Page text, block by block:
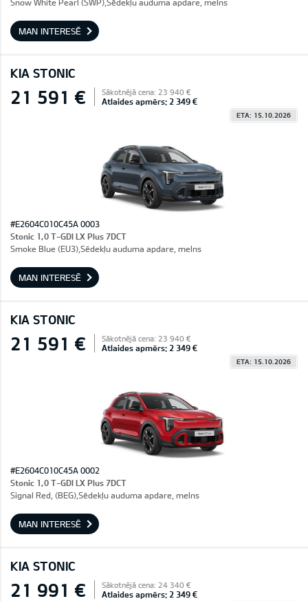
Snow White Pearl (SWP),Sēdekļu auduma apdare, melns
MAN INTERESĒ
KIA STONIC
21 591 € Sākotnējā cena: 23 940 €
Atlaides apmērs: 2 349 €
ETA: 15.10.2026
#E2604C010C45A 0003
Stonic 1,0 T-GDI LX Plus 7DCT
Smoke Blue (EU3),Sēdekļu auduma apdare, melns
MAN INTERESĒ
KIA STONIC
21 591 € Sākotnējā cena: 23 940 €
Atlaides apmērs: 2 349 €
ETA: 15.10.2026
#E2604C010C45A 0002
Stonic 1,0 T-GDI LX Plus 7DCT
Signal Red, (BEG),Sēdekļu auduma apdare, melns
MAN INTERESĒ
KIA STONIC
21 991 € Sākotnējā cena: 24 340 €
Atlaides apmērs: 2 349 €